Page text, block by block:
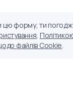
цю форму, ти
,
файлів Cookie.